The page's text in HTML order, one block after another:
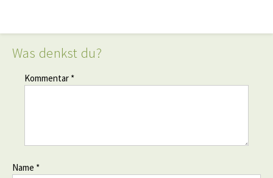
Was denkst du?
Kommentar *
Name *